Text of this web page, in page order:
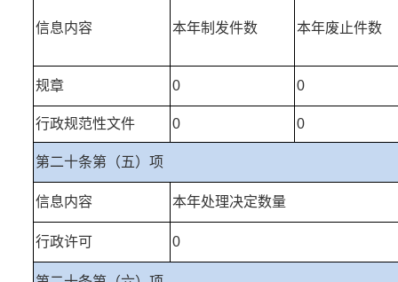
信息内容 本年制发件数 本年废止件数
规章 0 0
行政规范性文件 0 0
第二十条第（五）项
信息内容 本年处理决定数量
行政许可 0